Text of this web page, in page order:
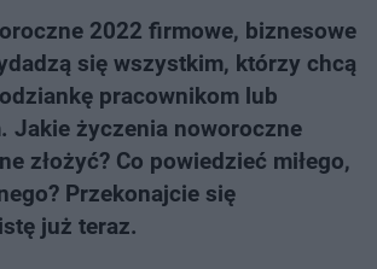
2022 firmowe, biznesowe
się wszystkim, którzy chcą
pracownikom lub
Jakie życzenia noworoczne
złożyć? Co powiedzieć miłego,
Przekonajcie się
już teraz.